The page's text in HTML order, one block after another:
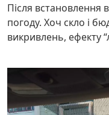
Після встановлення
погоду. Хоч скло і
викривлень, ефекту